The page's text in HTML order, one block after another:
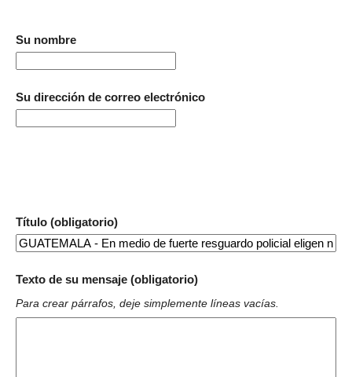
Su nombre
Su dirección de correo electrónico
Título (obligatorio)
Texto de su mensaje (obligatorio)
Para crear párrafos, deje simplemente líneas vacías.